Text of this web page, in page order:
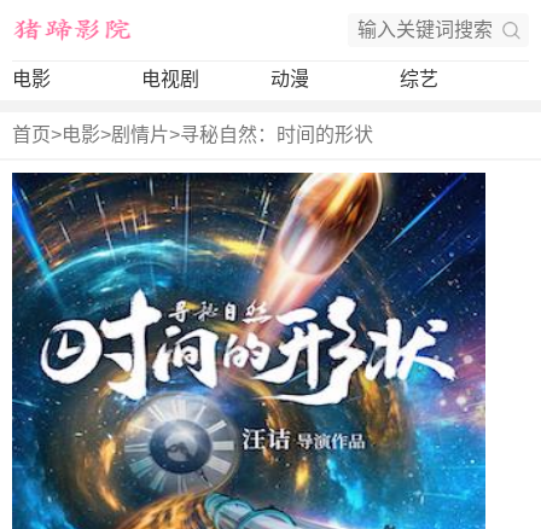
电影 电视剧 动漫 综艺
首页>电影>剧情片>寻秘自然：时间的形状